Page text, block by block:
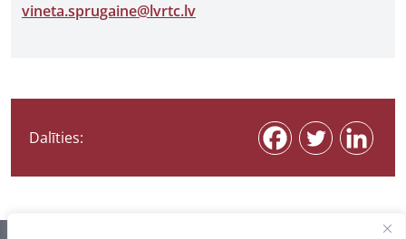
vineta.sprugaine@lvrtc.lv
Dalīties: